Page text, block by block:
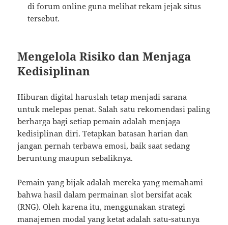
di forum online guna melihat rekam jejak situs
tersebut.
Mengelola Risiko dan Menjaga
Kedisiplinan
Hiburan digital haruslah tetap menjadi sarana
untuk melepas penat. Salah satu rekomendasi paling
berharga bagi setiap pemain adalah menjaga
kedisiplinan diri. Tetapkan batasan harian dan
jangan pernah terbawa emosi, baik saat sedang
beruntung maupun sebaliknya.
Pemain yang bijak adalah mereka yang memahami
bahwa hasil dalam permainan slot bersifat acak
(RNG). Oleh karena itu, menggunakan strategi
manajemen modal yang ketat adalah satu-satunya